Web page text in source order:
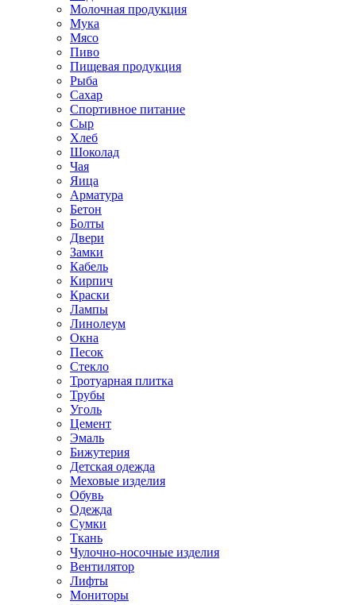
Молочная продукция
Мука
Мясо
Пиво
Пищевая продукция
Рыба
Сахар
Спортивное питание
Сыр
Хлеб
Шоколад
Чая
Яица
Арматура
Бетон
Болты
Двери
Замки
Кабель
Кирпич
Краски
Лампы
Линолеум
Окна
Песок
Стекло
Тротуарная плитка
Трубы
Уголь
Цемент
Эмаль
Бижутерия
Детская одежда
Меховые изделия
Обувь
Одежда
Сумки
Ткань
Чулочно-носочные изделия
Вентилятор
Лифты
Мониторы